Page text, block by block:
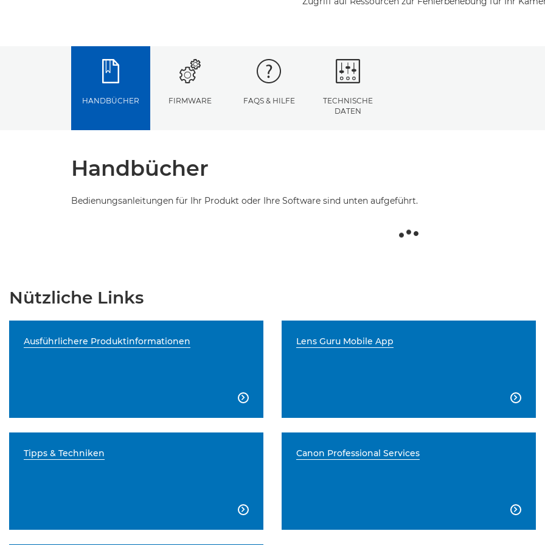
HANDBÜCHER FIRMWARE FAQS & HILFE
TECHNISCHE
DATEN
Handbücher
Bedienungsanleitungen für Ihr Produkt oder Ihre Software sind unten aufgeführt.
Nützliche Links
Ausführlichere Produktinformationen

Lens Guru Mobile App

Tipps & Techniken

Canon Professional Services
